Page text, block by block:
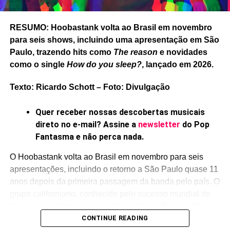
Burn witch burnaí embaixo.
RESUMO: Hoobastank volta ao Brasil em novembro
para seis shows, incluindo uma apresentação em São
Paulo, trazendo hits como The reason e novidades
como o single How do you sleep?, lançado em 2026.
Texto: Ricardo Schott – Foto: Divulgação
Quer receber nossas descobertas musicais
direto no e-mail? Assine a newsletter do Pop
Fantasma e não perca nada.
O Hoobastank volta ao Brasil em novembro para seis
apresentações, incluindo o retorno a São Paulo quase 11
anos depois da primeira passagem da banda pelo país. O
Lisboa e no Vans Warped Tour, nos Estados Unidos.
CONTINUE READING